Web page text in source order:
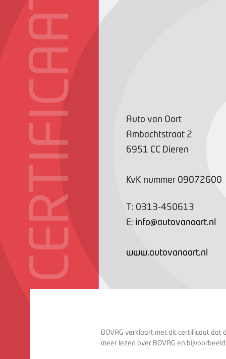
CERTIFICAAT
Auto van Oort
Ambachtstraat 2
6951 CC Dieren
KvK nummer 09072600
T: 0313-450613
E: info@autovanoort.nl
www.autovanoort.nl
BOVAG verklaart met dit certificaat dat
meer lezen over BOVAG en